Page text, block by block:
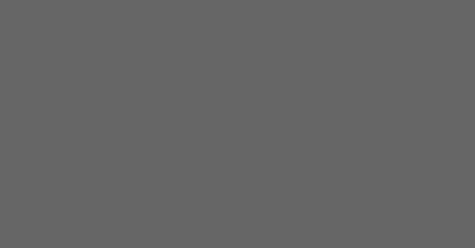
Webseite notwendig. Andere kannst du unter
Werbeanzeigen. Bei vereinzelten Cookies akzeptierst
die folgenden Cookie-Gruppen mit Klick auf "Alle